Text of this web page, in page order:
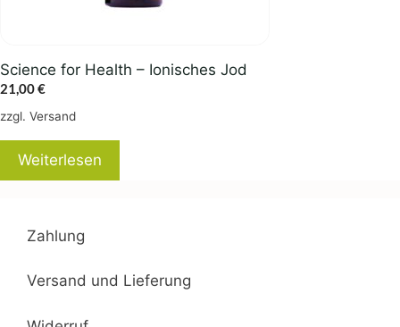
Science for Health – Ionisches Jod
21,00€
zzgl. Versand
Weiterlesen
Zahlung
Versand und Lieferung